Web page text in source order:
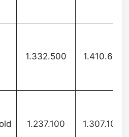
1.332.500 1.410.600
1.237.100 1.307.100